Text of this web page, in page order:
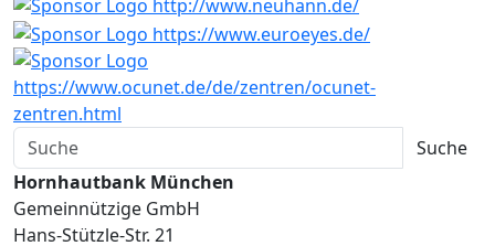
Hornhautbank München
Gemeinnützige GmbH
Hans-Stützle-Str. 21